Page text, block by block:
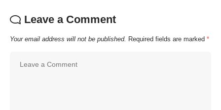
Leave a Comment
Your email address will not be published. Required fields are marked *